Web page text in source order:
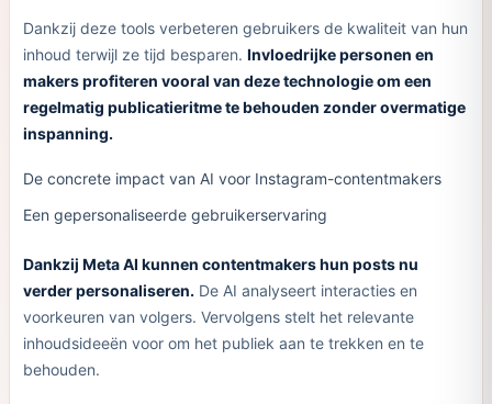
Dankzij deze tools verbeteren gebruikers de kwaliteit van hun
inhoud terwijl ze tijd besparen. Invloedrijke personen en
makers profiteren vooral van deze technologie om een
regelmatig publicatieritme te behouden zonder overmatige
inspanning.
De concrete impact van AI voor Instagram-contentmakers
Een gepersonaliseerde gebruikerservaring
Dankzij Meta AI kunnen contentmakers hun posts nu
verder personaliseren. De AI analyseert interacties en
voorkeuren van volgers. Vervolgens stelt het relevante
inhoudsideeën voor om het publiek aan te trekken en te
behouden.